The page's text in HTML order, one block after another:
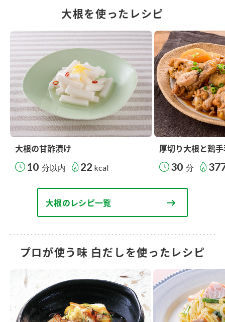
大根を使ったレシピ
大根の甘酢漬け
10 分以内 22 kcal
厚切り大根と鶏
30 分
大根のレシピ一覧
プロが使う味 白だしを使ったレシピ